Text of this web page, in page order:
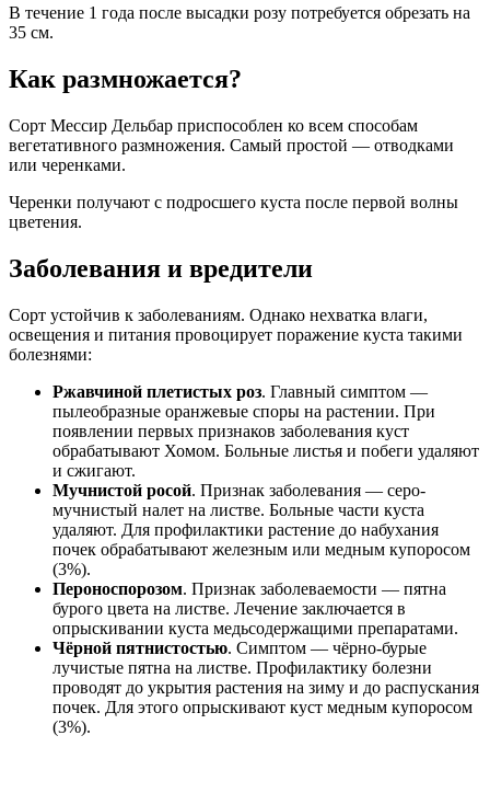
В течение 1 года после высадки розу потребуется обрезать на
35 см.
Как размножается?
Сорт Мессир Дельбар приспособлен ко всем способам
вегетативного размножения. Самый простой — отводками
или черенками.
Черенки получают с подросшего куста после первой волны
цветения.
Заболевания и вредители
Сорт устойчив к заболеваниям. Однако нехватка влаги,
освещения и питания провоцирует поражение куста такими
болезнями:
Ржавчиной плетистых роз. Главный симптом —
пылеобразные оранжевые споры на растении. При
появлении первых признаков заболевания куст
обрабатывают Хомом. Больные листья и побеги удаляют
и сжигают.
Мучнистой росой. Признак заболевания — серо-
мучнистый налет на листве. Больные части куста
удаляют. Для профилактики растение до набухания
почек обрабатывают железным или медным купоросом
(3%).
Пероноспорозом. Признак заболеваемости — пятна
бурого цвета на листве. Лечение заключается в
опрыскивании куста медьсодержащими препаратами.
Чёрной пятнистостью. Симптом — чёрно-бурые
лучистые пятна на листве. Профилактику болезни
проводят до укрытия растения на зиму и до распускания
почек. Для этого опрыскивают куст медным купоросом
(3%).